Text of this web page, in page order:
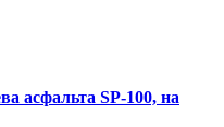
асфальта SP-100, на